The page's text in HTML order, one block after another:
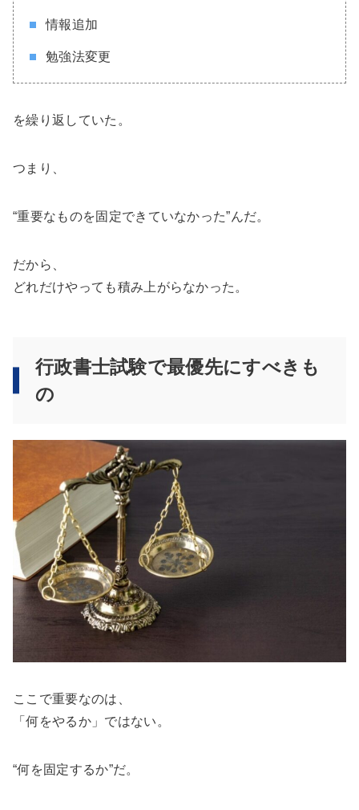
情報追加
勉強法変更
を繰り返していた。
つまり、
“重要なものを固定できていなかった”んだ。
だから、
どれだけやっても積み上がらなかった。
行政書士試験で最優先にすべきも
の
ここで重要なのは、
「何をやるか」ではない。
“何を固定するか”だ。